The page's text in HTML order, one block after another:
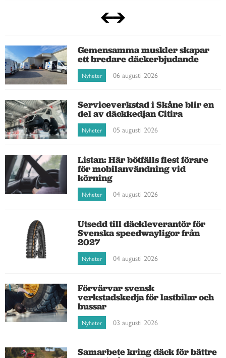
Gemensamma muskler skapar
ett bredare däckerbjudande
Nyheter 06 augusti 2026
Serviceverkstad i Skåne blir en
del av däckkedjan Citira
Nyheter 05 augusti 2026
Listan: Här bötfälls flest förare
för mobilanvändning vid
körning
Nyheter 04 augusti 2026
Utsedd till däckleverantör för
Svenska speedwayligor från
2027
Nyheter 04 augusti 2026
Förvärvar svensk
verkstadskedja för lastbilar och
bussar
Nyheter 03 augusti 2026
Samarbete kring däck för bättre